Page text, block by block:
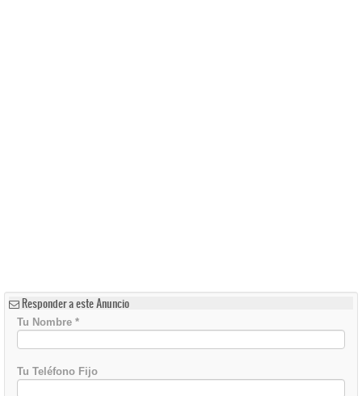
Responder a este Anuncio
Tu Nombre *
Tu Teléfono Fijo